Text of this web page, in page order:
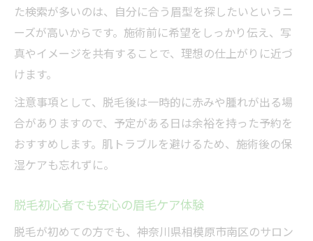
た検索が多いのは、自分に合う眉型を探したいというニ
ーズが高いからです。施術前に希望をしっかり伝え、写
真やイメージを共有することで、理想の仕上がりに近づ
けます。
注意事項として、脱毛後は一時的に赤みや腫れが出る場
合がありますので、予定がある日は余裕を持った予約を
おすすめします。肌トラブルを避けるため、施術後の保
湿ケアも忘れずに。
脱毛初心者でも安心の眉毛ケア体験
脱毛が初めての方でも、神奈川県相模原市南区のサロン